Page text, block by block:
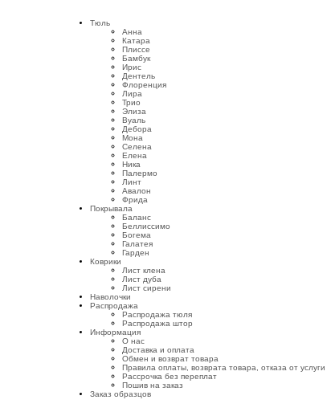
Тюль
Анна
Катара
Плиссе
Бамбук
Ирис
Дентель
Флоренция
Лира
Трио
Элиза
Вуаль
Дебора
Мона
Селена
Елена
Ника
Палермо
Линт
Авалон
Фрида
Покрывала
Баланс
Беллиссимо
Богема
Галатея
Гарден
Коврики
Лист клена
Лист дуба
Лист сирени
Наволочки
Распродажа
Распродажа тюля
Распродажа штор
Информация
О нас
Доставка и оплата
Обмен и возврат товара
Правила оплаты, возврата товара, отказа от услуги
Рассрочка без переплат
Пошив на заказ
Заказ образцов